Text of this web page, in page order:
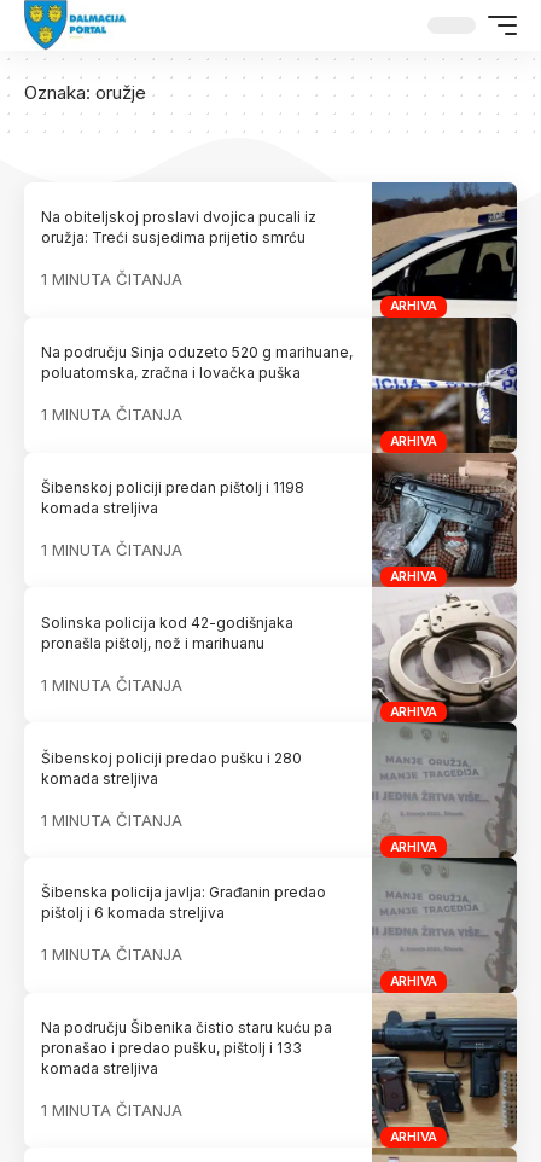
Oznaka: oružje
ARHIVA
Na obiteljskoj proslavi dvojica pucali iz
oružja: Treći susjedima prijetio smrću
1 MINUTA ČITANJA
ARHIVA
Na području Sinja oduzeto 520 g marihuane,
poluatomska, zračna i lovačka puška
1 MINUTA ČITANJA
ARHIVA
Šibenskoj policiji predan pištolj i 1198
komada streljiva
1 MINUTA ČITANJA
ARHIVA
Solinska policija kod 42-godišnjaka
pronašla pištolj, nož i marihuanu
1 MINUTA ČITANJA
ARHIVA
Šibenskoj policiji predao pušku i 280
komada streljiva
1 MINUTA ČITANJA
ARHIVA
Šibenska policija javlja: Građanin predao
pištolj i 6 komada streljiva
1 MINUTA ČITANJA
ARHIVA
Na području Šibenika čistio staru kuću pa
pronašao i predao pušku, pištolj i 133
komada streljiva
1 MINUTA ČITANJA